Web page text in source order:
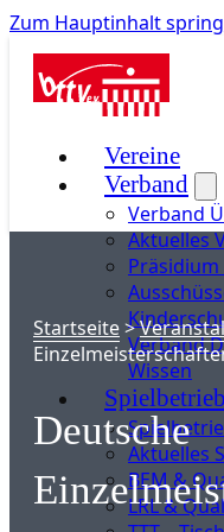
Zum Hauptinhalt
Vereine
Verband
Verband
Aktuelles
Verband
Wissen
Spielbetrieb
Aktuelles
BEM &
LRL &
Startseite>
Deutsche